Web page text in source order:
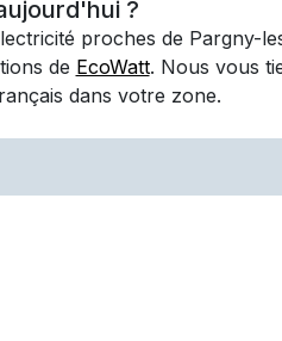
?
proches de Pargny-
de EcoWatt. Nous vous
dans votre zone.